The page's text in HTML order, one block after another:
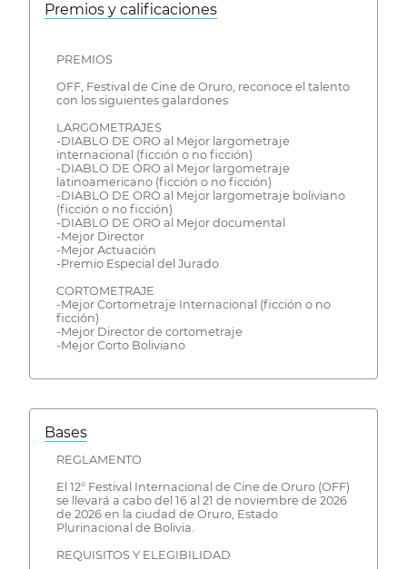
Premios y calificaciones
PREMIOS
OFF, Festival de Cine de Oruro, reconoce el talento
con los siguientes galardones
LARGOMETRAJES
-DIABLO DE ORO al Mejor largometraje
internacional (ficción o no ficción)
-DIABLO DE ORO al Mejor largometraje
latinoamericano (ficción o no ficción)
-DIABLO DE ORO al Mejor largometraje boliviano
(ficción o no ficción)
-DIABLO DE ORO al Mejor documental
-Mejor Director
-Mejor Actuación
-Premio Especial del Jurado
CORTOMETRAJE
-Mejor Cortometraje Internacional (ficción o no
ficción)
-Mejor Director de cortometraje
-Mejor Corto Boliviano
Bases
REGLAMENTO
El 12° Festival Internacional de Cine de Oruro (OFF)
se llevará a cabo del 16 al 21 de noviembre de 2026
de 2026 en la ciudad de Oruro, Estado
Plurinacional de Bolivia.
REQUISITOS Y ELEGIBILIDAD